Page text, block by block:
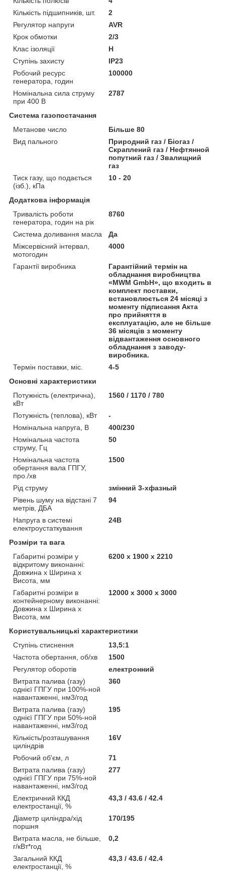
Кількість підшипників, шт.
2
Регулятор напруги
AVR
Крок обмотки
2/3
Клас ізоляції
Н
Ступінь захисту
IP23
Робочий ресурс
генератора, годин
100000
Номінальна сила струму
при 400 В
2787
Система газопостачання
Метанове число
Більше 80
Вид пального
Природний газ / Біогаз /
Скраплений газ / Нефтянной
попутний газ / Звалищний
газ
Тиск газу, що подається
(ізб.), кПа
10 - 20
Додаткова інформація
Тривалість роботи
генератора, годин на рік
8760
Система доливання масла
Да
Міжсервісний інтервал,
мотогодин
4000
Гарантії виробника
Гарантійний термін на
обладнання виробництва
«MWM GmbH», що входить в
комплект поставки,
встановлюється 24 місяці з
моменту підписання Акта
про прийняття в
експлуатацію, але не більше
36 місяців з моменту
відвантаження основного
обладнання з заводу-
виробника.
Термін поставки, міс.
4-5
Основні характеристики
Потужність (електрична),
кВт
1560 / 1170 / 780
Потужність (теплова), кВт
-
Номінальна напруга, В
400/230
Номінальна частота
струму, Гц
50
Номінальна частота
обертання вала ГПГУ,
про./хв
1500
Рід струму
змінний 3-хфазный
Рівень шуму на відстані 7
метрів, ДБА
94
Напруга в системі
електроустаткування
24В
Розміри та вага
Габаритні розміри у
відкритому виконанні:
Довжина х Ширина х
Висота, мм
6200 х 1900 х 2210
Габаритні розміри в
контейнерному виконанні:
Довжина х Ширина х
Висота, мм
12000 х 3000 х 3000
Користувальницькі характеристики
Ступінь стиснення
13,5:1
Частота обертання, об/хв
1500
Регулятор оборотів
електронний
Витрата палива (газу)
однієї ГПГУ при 100%-ной
навантаженні, нм3/год
360
Витрата палива (газу)
однієї ГПГУ при 50%-ной
навантаженні, нм3/год
195
Кількість/розташування
циліндрів
16V
Робочий об'єм, л
71
Витрата палива (газу)
однієї ГПГУ при 75%-ной
навантаженні, нм3/год
277
Електричний ККД
електростанції, %
43,3 / 43.6 / 42.4
Діаметр циліндра/хід
поршня
170/195
Витрата масла, не більше,
г/кВт*год
0,2
Загальний ККД
електростанції, %
43,3 / 43.6 / 42.4